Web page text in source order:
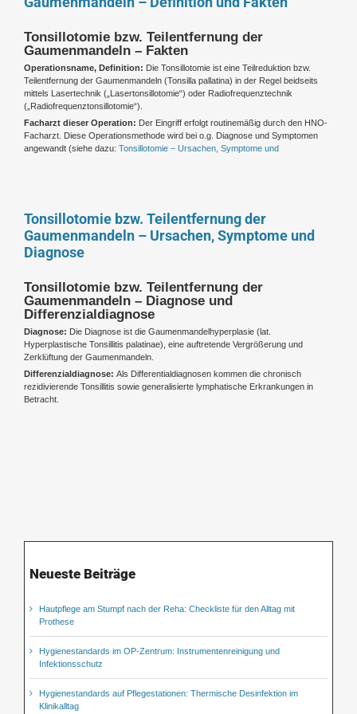
Tonsillotomie bzw. Teilentfernung der
Gaumenmandeln – Fakten
Operationsname, Definition: Die Tonsillotomie ist eine Teilreduktion bzw.
Teilentfernung der Gaumenmandeln (Tonsilla pallatina) in der Regel beidseits
mittels Lasertechnik („Lasertonsillotomie“) oder Radiofrequenztechnik
(„Radiofrequenztonsillotomie“).
Facharzt dieser Operation: Der Eingriff erfolgt routinemäßig durch den HNO-
Facharzt. Diese Operationsmethode wird bei o.g. Diagnose und Symptomen
angewandt (siehe dazu: Tonsillotomie – Ursachen, Symptome und
Tonsillotomie bzw. Teilentfernung der
Gaumenmandeln – Ursachen, Symptome und
Diagnose
Tonsillotomie bzw. Teilentfernung der
Gaumenmandeln – Diagnose und
Differenzialdiagnose
Diagnose: Die Diagnose ist die Gaumenmandelhyperplasie (lat.
Hyperplastische Tonsillitis palatinae), eine auftretende Vergrößerung und
Zerklüftung der Gaumenmandeln.
Differenzialdiagnose: Als Differentialdiagnosen kommen die chronisch
rezidivierende Tonsillitis sowie generalisierte lymphatische Erkrankungen in
Betracht.
Neueste Beiträge
Hautpflege am Stumpf nach der Reha: Checkliste für den Alltag mit
Prothese
Hygienestandards im OP-Zentrum: Instrumentenreinigung und
Infektionsschutz
Hygienestandards auf Pflegestationen: Thermische Desinfektion im
Klinikalltag